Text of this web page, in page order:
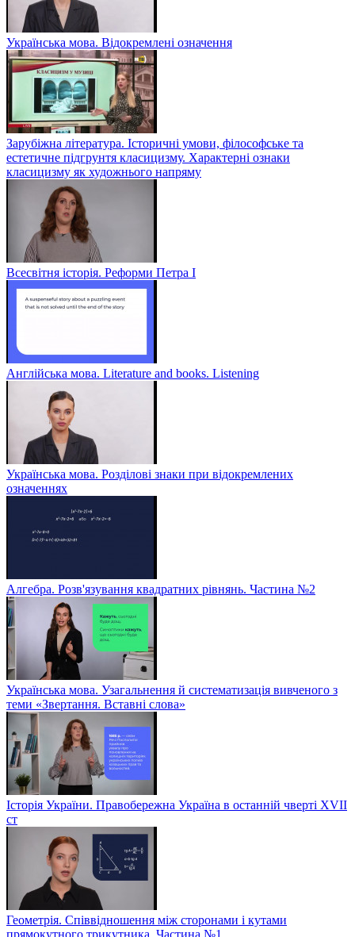
Українська мова. Відокремлені означення
Зарубіжна література. Історичні умови, філософське та
естетичне підгрунтя класицизму. Характерні ознаки
класицизму як художнього напряму
Всесвітня історія. Реформи Петра І
Англійська мова. Literature and books. Listening
Українська мова. Розділові знаки при відокремлених
означеннях
Алгебра. Розв'язування квадратних рівнянь. Частина №2
Українська мова. Узагальнення й систематизація вивченого з
теми «Звертання. Вставні слова»
Історія України. Правобережна Україна в останній чверті XVII
ст
Геометрія. Співвідношення між сторонами і кутами
прямокутного трикутника. Частина №1